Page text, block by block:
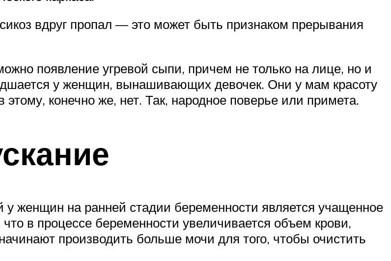
вдруг пропал — это может быть признаком прерывания
появление угревой сыпи, причем не только на лице, но и
у женщин, вынашивающих девочек. Они у мам красоту
конечно же, нет. Так, народное поверье или примета.
женщин на ранней стадии беременности является учащенное
в процессе беременности увеличивается объем крови,
производить больше мочи для того, чтобы очистить